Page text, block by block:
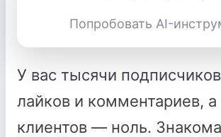
Попробовать AI-
У вас тысячи
лайков и комментариев, а
клиентов — ноль.